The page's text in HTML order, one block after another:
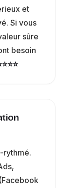
et
Si vous
sûre
besoin
rythmé.